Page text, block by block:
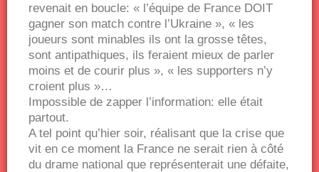
revenait en boucle: « l’équipe de France DOIT
gagner son match contre l’Ukraine », « les
joueurs sont minables ils ont la grosse têtes,
sont antipathiques, ils feraient mieux de parler
moins et de courir plus », « les supporters n’y
croient plus »…
Impossible de zapper l’information: elle était
partout.
A tel point qu’hier soir, réalisant que la crise que
vit en ce moment la France ne serait rien à côté
du drame national que représenterait une défaite,